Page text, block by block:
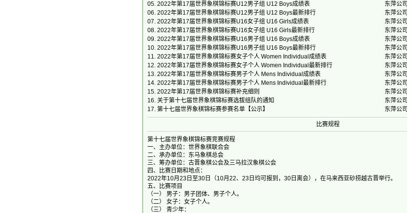
05. 2022年第17届世界象棋锦标赛U12男子组 U12 Boys成绩表 东萍公司
06. 2022年第17届世界象棋锦标赛U12男子组 U12 Boys最新排行 东萍公司
07. 2022年第17届世界象棋锦标赛U16女子组 U16 Girls成绩表 东萍公司
08. 2022年第17届世界象棋锦标赛U16女子组 U16 Girls最新排行 东萍公司
09. 2022年第17届世界象棋锦标赛U16男子组 U16 Boys成绩表 东萍公司
10. 2022年第17届世界象棋锦标赛U16男子组 U16 Boys最新排行 东萍公司
11. 2022年第17届世界象棋锦标赛女子个人 Women Individual成绩表 东萍公司
12. 2022年第17届世界象棋锦标赛女子个人 Women Individual最新排行 东萍公司
13. 2022年第17届世界象棋锦标赛男子个人 Mens Individual成绩表 东萍公司
14. 2022年第17届世界象棋锦标赛男子个人 Mens Individual最新排行 东萍公司
15. 2022年第17届世界象棋锦标赛补充细则 东萍公司
16. 关于第十七届世界象棋锦标赛选拔组队的通知 东萍公司
17. 第十七届世界象棋锦标赛参赛名单【公示】 东萍公司
比赛规程
第十七届世界象棋锦标赛竞赛规程
一、主办单位：世界象棋联合会
二、承办单位：东马象棋总会
三、筹办单位：古晋象棋公会及三马拉汉象棋公会
四、比赛日期和地点：
2022年10月23日至30日（10月22、23日均可报到，30日离会），在马来西亚砂捞越古晋举行。
五、比赛项目
（一） 男子：男子团体、男子个人。
（二） 女子：女子个人。
（三） 青少年：